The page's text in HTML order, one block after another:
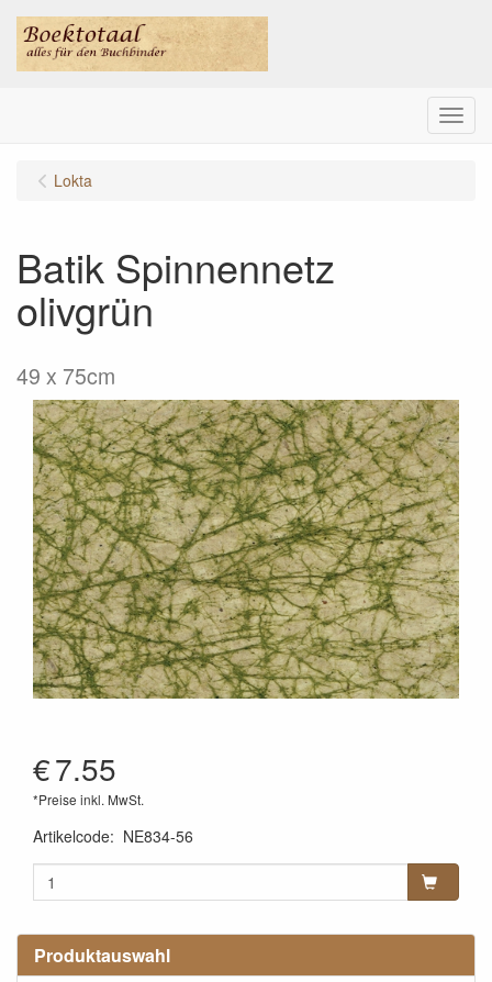
Menu
Produktauswahl
Lokta
Batik Spinnennetz
olivgrün
49 x 75cm
€7.55
*Preise inkl. MwSt.
Artikelcode: NE834-56